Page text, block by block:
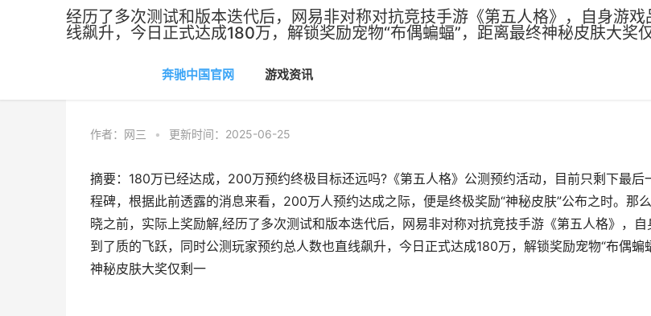
经历了多次测试和版本迭代后，网易非对称对抗竞技手游《第五人格》，自身游
线飙升，今日正式达成180万，解锁奖励宠物“布偶蝙蝠”，距离最终神秘皮肤大奖
奔驰中国官网 游戏资讯
奔驰中国官网>游戏资讯
作者： 网三 • 更新时间：2025-06-25
摘要：180万已经达成，200万预约终极目标还远吗?《第五人格》公测预约活动，目前只剩下最后
程碑，根据此前透露的消息来看，200万人预约达成之际，便是终极奖励“神秘皮肤”公布之时。那
晓之前，实际上奖励解,经历了多次测试和版本迭代后，网易非对称对抗竞技手游《第五人格》，
到了质的飞跃，同时公测玩家预约总人数也直线飙升，今日正式达成180万，解锁奖励宠物“布偶蝙
神秘皮肤大奖仅剩一